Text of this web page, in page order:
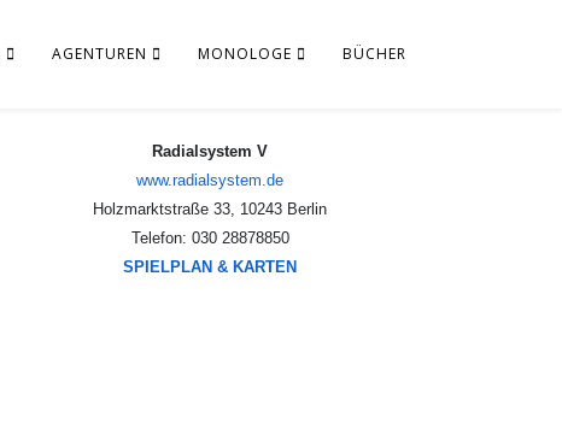
AGENTUREN MONOLOGE BÜCHER
Radialsystem V
www.radialsystem.de
Holzmarktstraße 33, 10243 Berlin
Telefon: 030 28878850
SPIELPLAN & KARTEN